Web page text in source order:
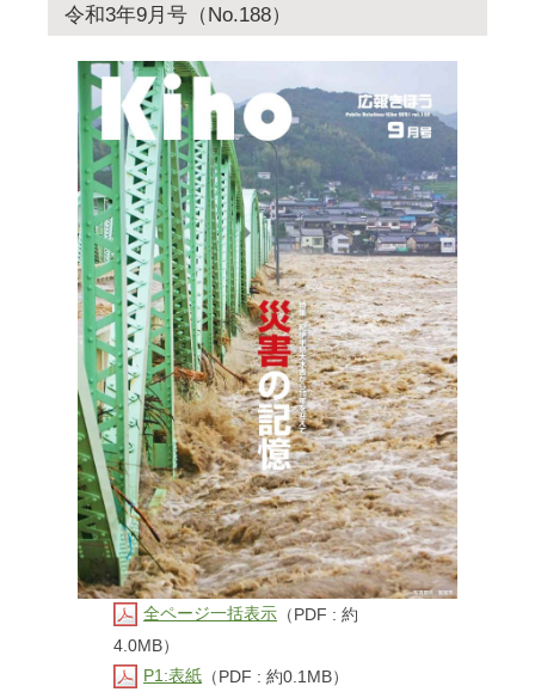
令和3年9月号（No.188）
全ページ一括表示 （PDF : 約
4.0MB）
P1:表紙 （PDF : 約0.1MB）